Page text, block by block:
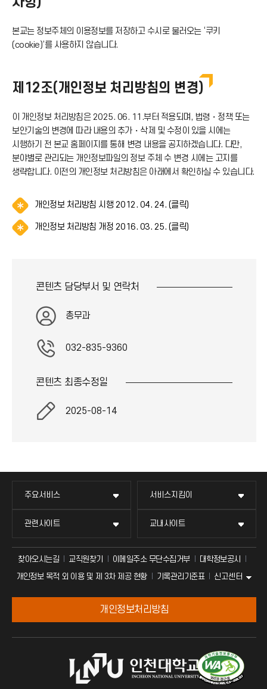
본교는 정보주체의 이용정보를 저장하고 수시로 불러오는 ‘쿠키
(cookie)’를 사용하지 않습니다.
제12조(개인정보 처리방침의 변경)
이 개인정보 처리방침은 2025. 06. 11.부터 적용되며, 법령・정책 또는
보안기술의 변경에 따라 내용의 추가・삭제 및 수정이 있을 시에는
시행하기 전 본교 홈페이지를 통해 변경 내용을 공지하겠습니다. 다만,
분야별로 관리되는 개인정보파일의 정보 주체 수 변경 시에는 고지를
생략합니다. 이전의 개인정보 처리방침은 아래에서 확인하실 수 있습니다.
개인정보 처리방침 시행 2012. 04. 24. (클릭)알
(
개인정보 처리방침 개정 2016. 03. 25. (클릭)알
이
콘텐츠 담당부서 및 연락처
총무과
032-835-9360
콘텐츠 최종수정일
2025-08-14
주요서비스 서비스지킴이
관련사이트 교내사이트
찾아오시는길 교직원찾기 이메일주소 무단수집거부
대학정보공시
개인정보 목적 외 이용 및 제 3차 제공 현황
기록관리기준표 신고센터
개인정보처리방침